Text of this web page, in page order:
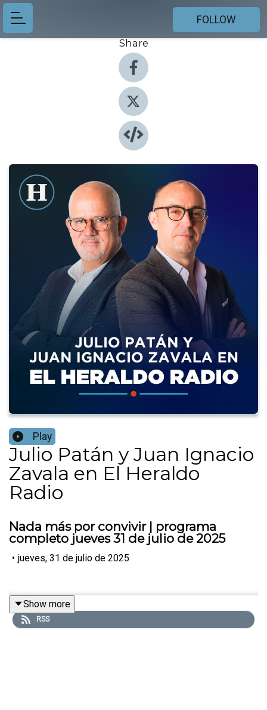
FOLLOW
Share
Play
Julio Patán y Juan Ignacio
Zavala en El Heraldo
Radio
Nada más por convivir | programa
completo jueves 31 de julio de 2025
• jueves, 31 de julio de 2025
Show more
RSS